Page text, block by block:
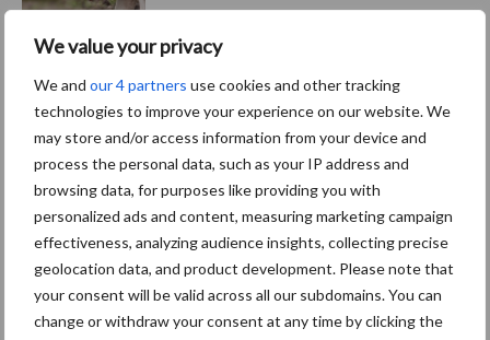
We value your privacy
We and our 4 partners use cookies and other tracking
technologies to improve your experience on our website. We
may store and/or access information from your device and
process the personal data, such as your IP address and
browsing data, for purposes like providing you with
personalized ads and content, measuring marketing campaign
effectiveness, analyzing audience insights, collecting precise
geolocation data, and product development. Please note that
your consent will be valid across all our subdomains. You can
change or withdraw your consent at any time by clicking the
ForFarmers ziet volume en
marktaandeel groeien in
krimpende Nederlandse
markt
Themapagina's
Diergezondheid Bemesting Fokkerij